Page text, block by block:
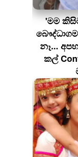
'මම
නෑ...
කල්